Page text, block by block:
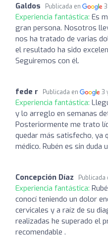
Galdos Publicada en
Experiencia fantástica: Es
gran persona. Nosotros
nos ha tratado de varias
el resultado ha sido
Seguiremos con él.
fede r Publicada en 3
Experiencia fantástica:
y lo arreglo en semanas
Posteriormente me trato
quedar más satisfecho, ya
médico. Rubén es sin duda
Concepción Díaz Publicada
Experiencia fantástica:
conocí teniendo un dolor
cervicales y a raíz de su
realizadas he superado el
recomendable .